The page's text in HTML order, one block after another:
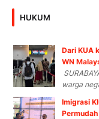
HUKUM
Dari KUA
WN
warga
Imigrasi